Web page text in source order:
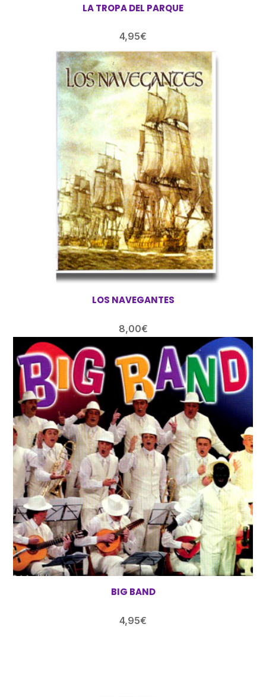
LA TROPA DEL PARQUE
4,95€
LOS NAVEGANTES
8,00€
BIG BAND
4,95€